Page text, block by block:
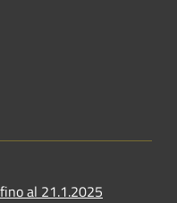
al 21.1.2025